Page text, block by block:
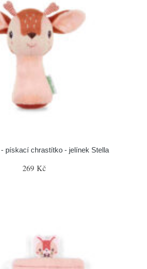
- pískací chrastítko - jelínek Stella
269 Kč